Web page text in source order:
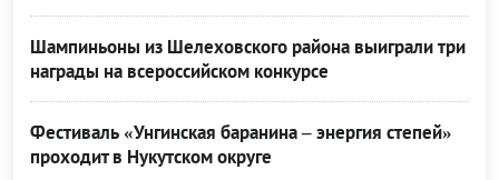
Шампиньоны из Шелеховского района выиграли три
награды на всероссийском конкурсе
Фестиваль «Унгинская баранина – энергия степей»
проходит в Нукутском округе